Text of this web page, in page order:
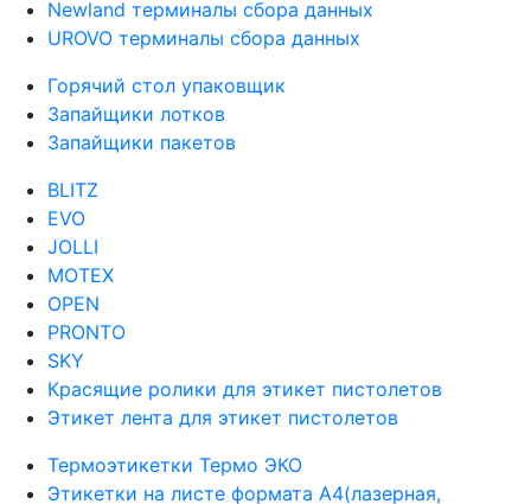
Newland терминалы сбора данных
UROVO терминалы сбора данных
Горячий стол упаковщик
Запайщики лотков
Запайщики пакетов
BLITZ
EVO
JOLLI
MOTEX
OPEN
PRONTO
SKY
Красящие ролики для этикет пистолетов
Этикет лента для этикет пистолетов
Термоэтикетки Термо ЭКО
Этикетки на листе формата А4(лазерная,